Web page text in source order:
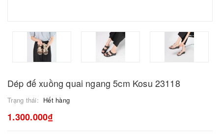
Dép đế xuồng quai ngang 5cm Kosu 23118
Trạng thái: Hết hàng
1.300.000₫